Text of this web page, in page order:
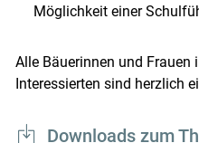
Möglichkeit einer
Alle Bäuerinnen und
Interessierten sind herzlich
Downloads zum